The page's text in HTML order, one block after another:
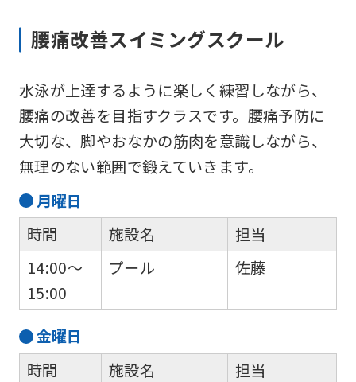
腰痛改善スイミングスクール
水泳が上達するように楽しく練習しながら、
腰痛の改善を目指すクラスです。腰痛予防に
大切な、脚やおなかの筋肉を意識しながら、
無理のない範囲で鍛えていきます。
月曜日
時間
14:00～
15:00
施設名
プール
担当
佐藤
金曜日
時間
施設名
担当
differ
the
original
content.
We
you
before